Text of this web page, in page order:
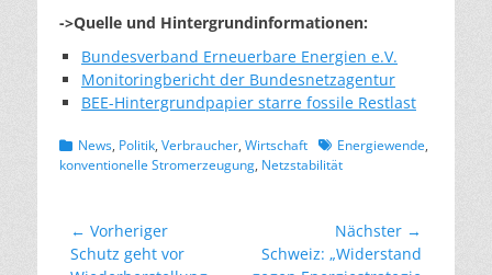
->Quelle und Hintergrundinformationen:
Bundesverband Erneuerbare Energien e.V.
Monitoringbericht der Bundesnetzagentur
BEE-Hintergrundpapier starre fossile Restlast
Kategorien
News, Politik, Verbraucher, Wirtschaft Schlagworte
Energiewende,
konventionelle Stromerzeugung, Netzstabilität
Beitragsnavigation
← Vorheriger
Vorheriger
Schutz geht vor
Nächster →
Nächster
Schweiz: „Widerstand